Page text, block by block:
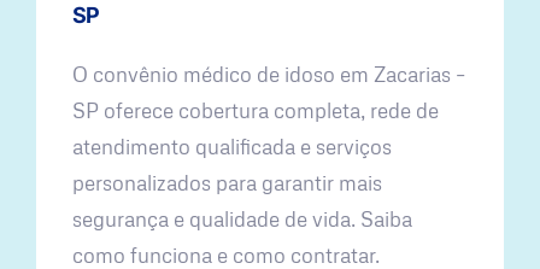
SP
O convênio médico de idoso em Zacarias –
SP oferece cobertura completa, rede de
atendimento qualificada e serviços
personalizados para garantir mais
segurança e qualidade de vida. Saiba
como funciona e como contratar.